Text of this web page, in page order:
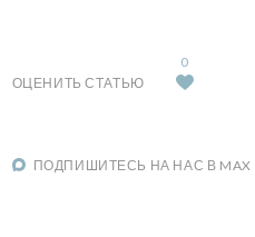
ОЦЕНИТЬ СТАТЬЮ
0
ПОДПИШИТЕСЬ НА НАС В MAX